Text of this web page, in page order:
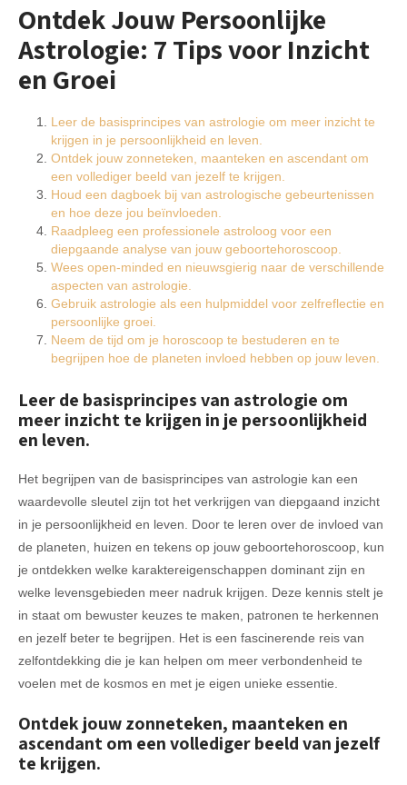
Ontdek Jouw Persoonlijke
Astrologie: 7 Tips voor Inzicht
en Groei
Leer de basisprincipes van astrologie om meer inzicht te
krijgen in je persoonlijkheid en leven.
Ontdek jouw zonneteken, maanteken en ascendant om
een vollediger beeld van jezelf te krijgen.
Houd een dagboek bij van astrologische gebeurtenissen
en hoe deze jou beïnvloeden.
Raadpleeg een professionele astroloog voor een
diepgaande analyse van jouw geboortehoroscoop.
Wees open-minded en nieuwsgierig naar de verschillende
aspecten van astrologie.
Gebruik astrologie als een hulpmiddel voor zelfreflectie en
persoonlijke groei.
Neem de tijd om je horoscoop te bestuderen en te
begrijpen hoe de planeten invloed hebben op jouw leven.
Leer de basisprincipes van astrologie om
meer inzicht te krijgen in je persoonlijkheid
en leven.
Het begrijpen van de basisprincipes van astrologie kan een
waardevolle sleutel zijn tot het verkrijgen van diepgaand inzicht
in je persoonlijkheid en leven. Door te leren over de invloed van
de planeten, huizen en tekens op jouw geboortehoroscoop, kun
je ontdekken welke karaktereigenschappen dominant zijn en
welke levensgebieden meer nadruk krijgen. Deze kennis stelt je
in staat om bewuster keuzes te maken, patronen te herkennen
en jezelf beter te begrijpen. Het is een fascinerende reis van
zelfontdekking die je kan helpen om meer verbondenheid te
voelen met de kosmos en met je eigen unieke essentie.
Ontdek jouw zonneteken, maanteken en
ascendant om een vollediger beeld van jezelf
te krijgen.